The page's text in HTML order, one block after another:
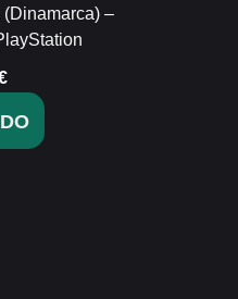
–